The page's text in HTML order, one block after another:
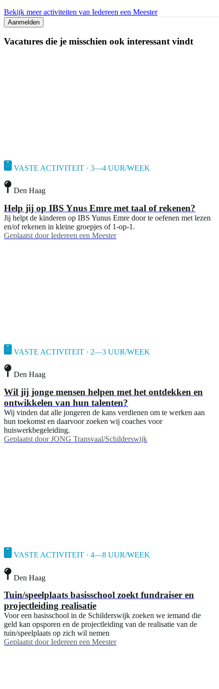
Bekijk meer activiteiten van Iedereen een Meester
Aanmelden
Vacatures die je misschien ook interessant vindt
VASTE ACTIVITEIT · 3—4 UUR/WEEK
Den Haag
Help jij op IBS Ynus Emre met taal of rekenen?
Jij helpt de kinderen op IBS Yunus Emre door te oefenen met lezen
en/of rekenen in kleine groepjes of 1-op-1.
Geplaatst door Iedereen een Meester
VASTE ACTIVITEIT · 2—3 UUR/WEEK
Den Haag
Wil jij jonge mensen helpen met het ontdekken en
ontwikkelen van hun talenten?
Wij vinden dat alle jongeren de kans verdienen om te werken aan
hun toekomst en daarvoor zoeken wij coaches voor
huiswerkbegeleiding.
Geplaatst door JONG Transvaal/Schilderswijk
VASTE ACTIVITEIT · 4—8 UUR/WEEK
Den Haag
Tuin/speelplaats basisschool zoekt fundraiser en
projectleiding realisatie
Voor een basisschool in de Schilderswijk zoeken we iemand die
geld kan opsporen en de projectleiding van de realisatie van de
tuin/speelplaats op zich wil nemen
Geplaatst door Iedereen een Meester